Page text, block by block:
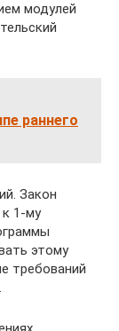
модулей
раннего
Закон
к 1-му
этому
требований